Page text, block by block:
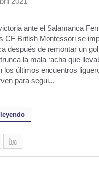
ante el Salamanca
CF British Montessori se
después de remontar un
la mala racha que
los últimos encuentros
para segui...